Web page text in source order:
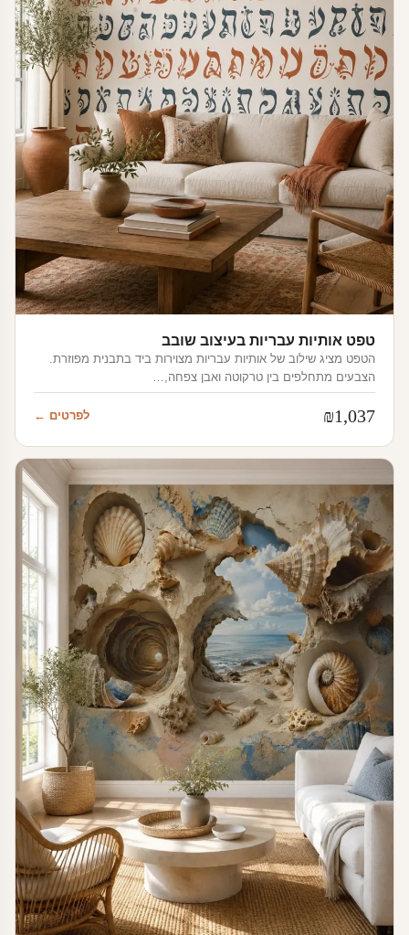
טפט אותיות עבריות בעיצוב שובב
הטפט מציג שילוב של אותיות עבריות מצוירות ביד בתבנית מפוזרת.
הצבעים מתחלפים בין טרקוטה ואבן צפחה,…
₪1,037 לפרטים ←